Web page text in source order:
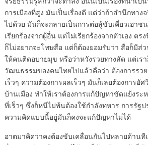
การเมืองที่สูง มันเป็นเรื่องดี แต่ว่าถ้าสำนึกทา
ไปด้วย มันก็จะกลายเป็นการต่อสู้ขับเคี่ยวเอาช
เรียกร้องจากผู้อื่น แต่ไม่เรียกร้องจากตัวเอง ตร
ก็ไม่อยากจะโทษสื่อ แต่ก็ต้องยอมรับว่า สื่อก็มีส่
ให้คนติดอบายมุข หรือว่าหวังรวยทางลัด แต่เร
วัฒนธรรมของคนไทยไปแล้วคือว่า ต้องการรว
เร็วๆ ความต้องการผลเร็วๆ มันก็เลยต้องการ
บ้านเมือง ทำให้เราต้องการแก้ปัญหาขัดแย้งระ
ที่เร็วๆ ซึ่งก็หนีไม่พ้นต้องใช้กำลังทหาร การรัฐ
ความคิดแบบนี้อยู่มันก็คงจะแก้ปัญหาไม่ได้
อาตมาคิดว่าคงต้องขับเคลื่อนกันไปหลายด้านที